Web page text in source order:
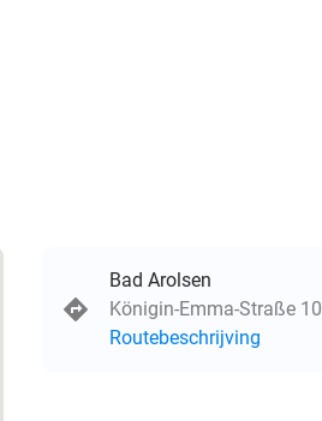
Bad Arolsen
Königin-Emma-Straße 10
Routebeschrijving